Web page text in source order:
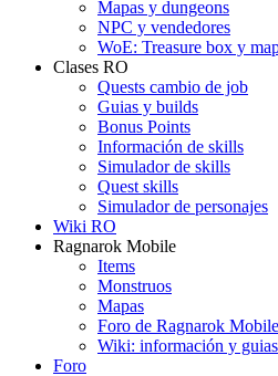
Mapas y dungeons
NPC y vendedores
WoE: Treasure box y
Clases RO
Quests cambio de job
Guias y builds
Bonus Points
Información de skills
Simulador de skills
Quest skills
Simulador de personajes
Wiki RO
Ragnarok Mobile
Items
Monstruos
Mapas
Foro de Ragnarok Mobile
Wiki: información y guias
Foro